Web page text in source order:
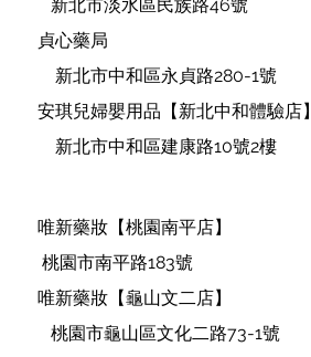
唯新藥妝【桃園南平店】
桃園市南平路183號
唯新藥妝【龜山文二店】
桃園市龜山區文化二路73-1號
新北市淡水區民族路46號
貞心藥局
新北市中和區永貞路280-1號
安琪兒婦嬰用品【新北中和體驗店】
新北市中和區建康路10號2樓